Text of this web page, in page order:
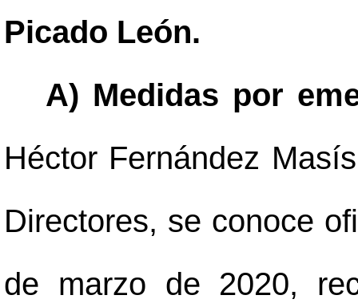
Picado León.
A) Medidas por
Héctor Fernández
Directores, se conoce
de marzo de 2020,